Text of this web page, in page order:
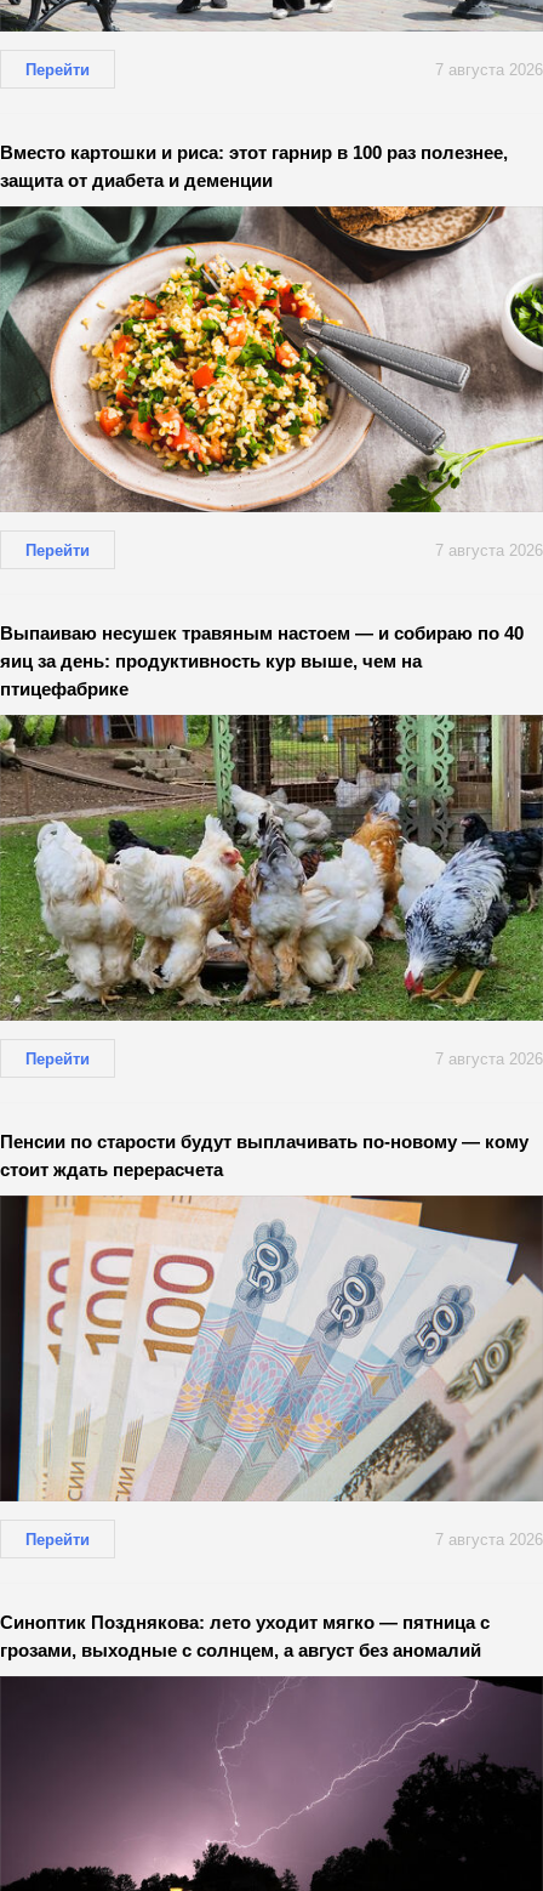
Перейти 7 августа 2026
Вместо картошки и риса: этот гарнир в 100 раз полезнее,
защита от диабета и деменции
Перейти 7 августа 2026
Выпаиваю несушек травяным настоем — и собираю по 40
яиц за день: продуктивность кур выше, чем на
птицефабрике
Перейти 7 августа 2026
Пенсии по старости будут выплачивать по-новому — кому
стоит ждать перерасчета
Перейти 7 августа 2026
Синоптик Позднякова: лето уходит мягко — пятница с
грозами, выходные с солнцем, а август без аномалий